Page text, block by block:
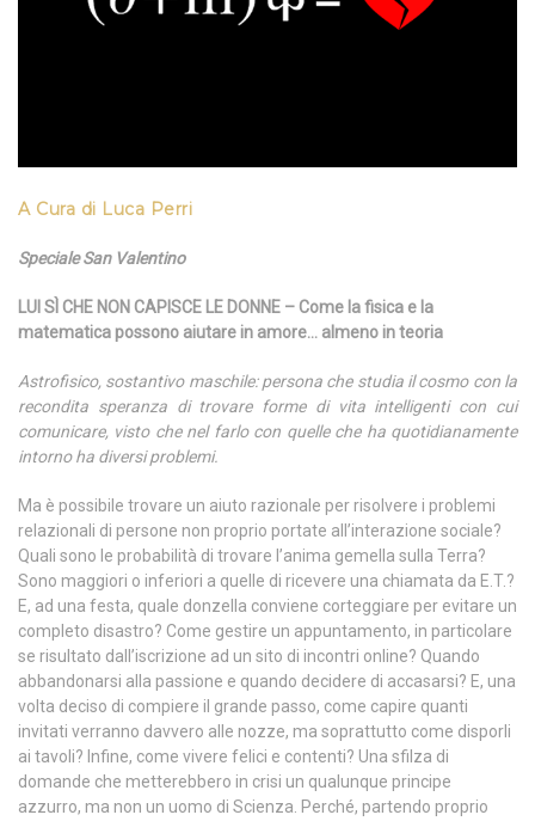
A Cura di Luca Perri
Speciale San Valentino
LUI SÌ CHE NON CAPISCE LE DONNE – Come la fisica e la
matematica possono aiutare in amore… almeno in teoria
Astrofisico, sostantivo maschile: persona che studia il cosmo con la
recondita speranza di trovare forme di vita intelligenti con cui
comunicare, visto che nel farlo con quelle che ha quotidianamente
intorno ha diversi problemi.
Ma è possibile trovare un aiuto razionale per risolvere i problemi
relazionali di persone non proprio portate all’interazione sociale?
Quali sono le probabilità di trovare l’anima gemella sulla Terra?
Sono maggiori o inferiori a quelle di ricevere una chiamata da E.T.?
E, ad una festa, quale donzella conviene corteggiare per evitare un
completo disastro? Come gestire un appuntamento, in particolare
se risultato dall’iscrizione ad un sito di incontri online? Quando
abbandonarsi alla passione e quando decidere di accasarsi? E, una
volta deciso di compiere il grande passo, come capire quanti
invitati verranno davvero alle nozze, ma soprattutto come disporli
ai tavoli? Infine, come vivere felici e contenti? Una sfilza di
domande che metterebbero in crisi un qualunque principe
azzurro, ma non un uomo di Scienza. Perché, partendo proprio